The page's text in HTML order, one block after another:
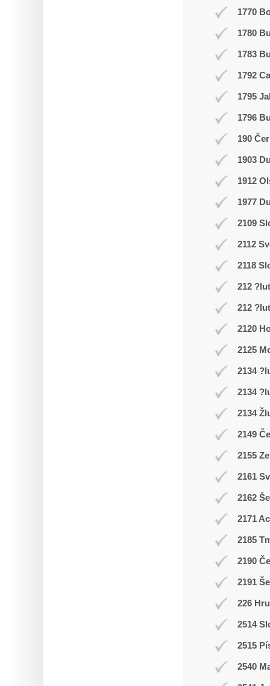
1770
1780
1783
1792
1795
1796
190
1903
1912
1977
2109
2112
2118
212 ?lut
212 ?lut
2120
2125
2134
2134
2134
2149
2155
2161
2162
2171
2185
2190
2191
226
2514
2515
2540